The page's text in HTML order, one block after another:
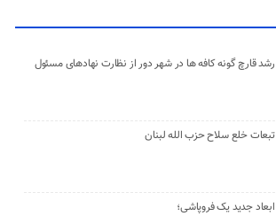
رشد قارچ گونه کافه ها در شهر دور از نظارت نهادهای مسئول
تبعات خلع سلاح حزب الله لبنان
ابعاد جدید یک فروپاشی؛